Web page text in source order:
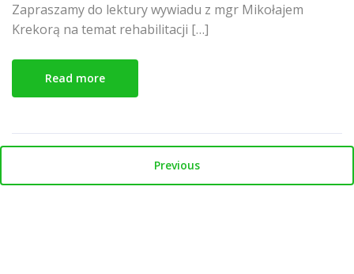
Zapraszamy do lektury wywiadu z mgr Mikołajem
Krekorą na temat rehabilitacji […]
Read more
Previous